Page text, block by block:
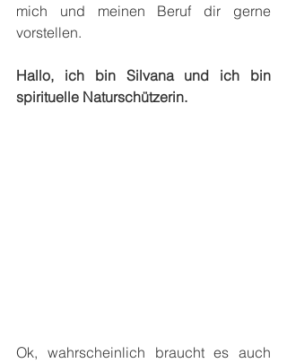
mich und meinen Beruf dir gerne
vorstellen.
Hallo, ich bin Silvana und ich bin
spirituelle Naturschützerin.
Ok, wahrscheinlich braucht es auch